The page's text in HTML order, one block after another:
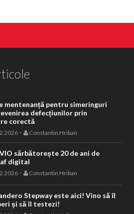
mentenanță pentru simeringuri
defecțiunilor prin
corectă
2026 - Constantin Hriban
sărbătorește 20 de ani de
digital
2026 - Constantin Hriban
Stepway este aici! Vino să îl
și să îl testezi!